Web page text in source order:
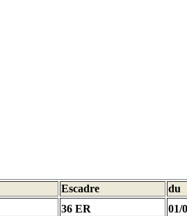
Escadre du
36 ER 01/